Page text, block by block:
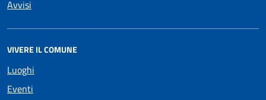
Avvisi
VIVERE IL COMUNE
Luoghi
Eventi